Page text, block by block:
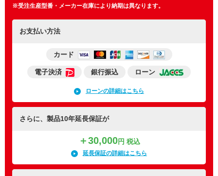
※受注生産型番・メーカー在庫により納期は異なります。
お支払い方法
カード
電子決済 銀行振込 ローン
ローンの詳細はこちら
さらに、製品10年延長保証が
＋30,000円 税込
延長保証の詳細はこちら